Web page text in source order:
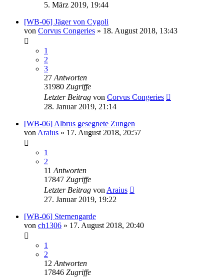
5. März 2019, 19:44
[WB-06] Jäger von Cygoli
von Corvus Congeries » 18. August 2018, 13:43
1
2
3
27 Antworten
31980 Zugriffe
Letzter Beitrag von Corvus Congeries
28. Januar 2019, 21:14
[WB-06] Albrus gesegnete Zungen
von Araius » 17. August 2018, 20:57
1
2
11 Antworten
17847 Zugriffe
Letzter Beitrag von Araius
27. Januar 2019, 19:22
[WB-06] Sternengarde
von ch1306 » 17. August 2018, 20:40
1
2
12 Antworten
17846 Zugriffe